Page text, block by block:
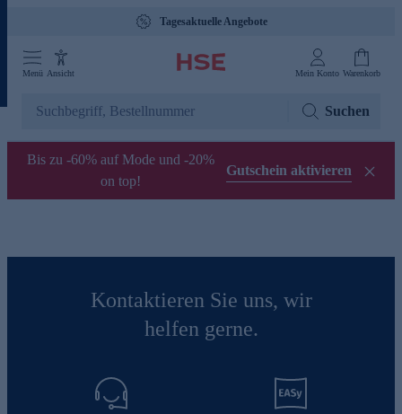
Tagesaktuelle Angebote
Menü Ansicht Mein Konto Warenkorb
Suchen
Bis zu -60% auf Mode und -20%
on top!
Gutschein aktivieren
Kontaktieren Sie uns, wir
helfen gerne.